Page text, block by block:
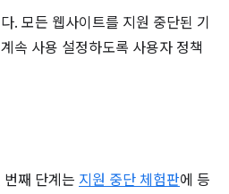
. 모든 웹사이트를 지원 중단된 기
속 사용 설정하도록 사용자 정책
째 단계는 지원 중단 체험판에 등